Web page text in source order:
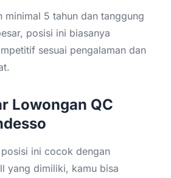
minimal 5 tahun dan tanggung
posisi ini biasanya
sesuai pengalaman dan
Lowongan QC
ini cocok dengan
yang dimiliki, kamu bisa